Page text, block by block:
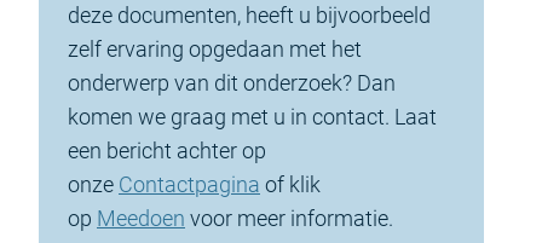
deze documenten, heeft u bijvoorbeeld
zelf ervaring opgedaan met het
onderwerp van dit onderzoek? Dan
komen we graag met u in contact. Laat
een bericht achter op
onze Contactpagina of klik
op Meedoen voor meer informatie.